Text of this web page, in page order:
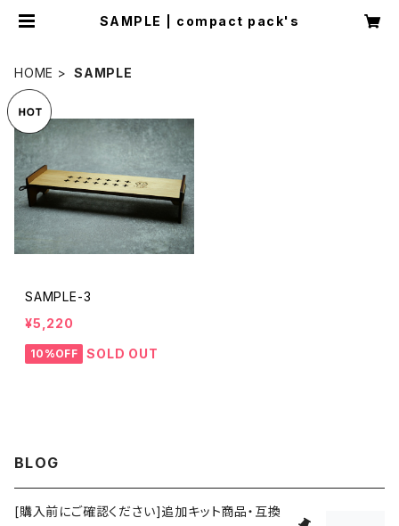
SAMPLE | compact pack's
HOME SAMPLE
SAMPLE-3
¥5,220
10%OFF SOLD OUT
BLOG
[購入前にご確認ください]追加キット商品・互換